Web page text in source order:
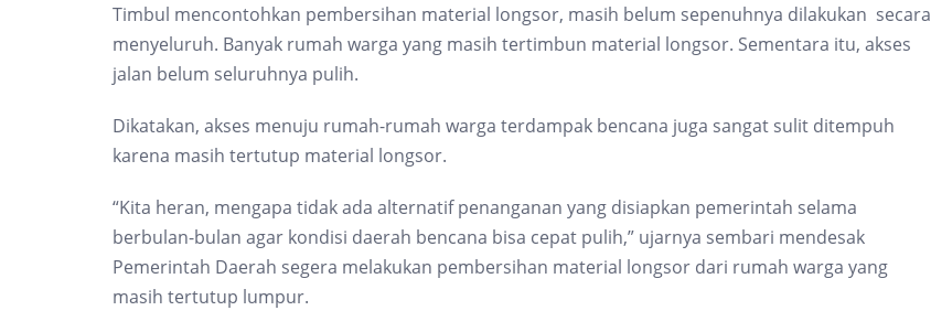
Timbul mencontohkan pembersihan material longsor, masih belum sepenuhnya dilakukan secara
menyeluruh. Banyak rumah warga yang masih tertimbun material longsor. Sementara itu, akses
jalan belum seluruhnya pulih.
Dikatakan, akses menuju rumah-rumah warga terdampak bencana juga sangat sulit ditempuh
karena masih tertutup material longsor.
“Kita heran, mengapa tidak ada alternatif penanganan yang disiapkan pemerintah selama
berbulan-bulan agar kondisi daerah bencana bisa cepat pulih,” ujarnya sembari mendesak
Pemerintah Daerah segera melakukan pembersihan material longsor dari rumah warga yang
masih tertutup lumpur.